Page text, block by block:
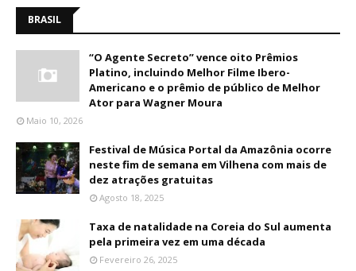
BRASIL
“O Agente Secreto” vence oito Prêmios
Platino, incluindo Melhor Filme Ibero-
Americano e o prêmio de público de Melhor
Ator para Wagner Moura
Maio 10, 2026
Festival de Música Portal da Amazônia ocorre
neste fim de semana em Vilhena com mais de
dez atrações gratuitas
Agosto 18, 2025
Taxa de natalidade na Coreia do Sul aumenta
pela primeira vez em uma década
Fevereiro 26, 2025